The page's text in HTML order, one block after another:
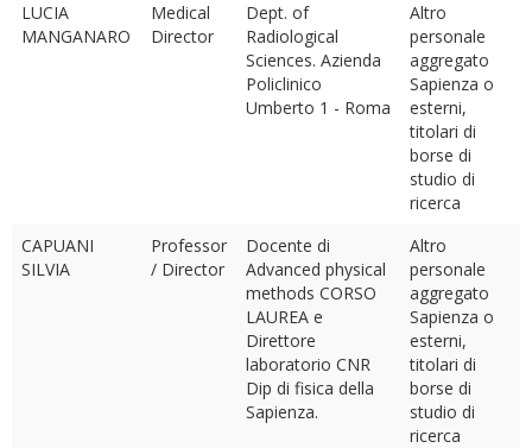
LUCIA
MANGANARO
Medical
Director
Dept. of
Radiological
Sciences. Azienda
Policlinico
Umberto 1 - Roma
Altro
personale
aggregato
Sapienza o
esterni,
titolari di
borse di
studio di
ricerca
CAPUANI
SILVIA
Professor
/ Director
Docente di
Advanced physical
methods CORSO
LAUREA e
Direttore
laboratorio CNR
Dip di fisica della
Sapienza.
Altro
personale
aggregato
Sapienza o
esterni,
titolari di
borse di
studio di
ricerca